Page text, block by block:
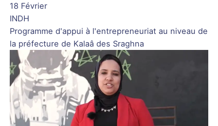
18 Février
INDH
Programme d'appui à l'entrepreneuriat au niveau de
la préfecture de Kalaâ des Sraghna